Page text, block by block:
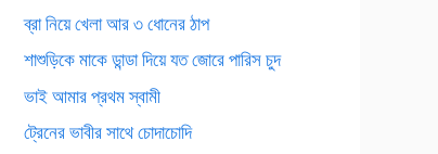
ব্রা নিয়ে খেলা আর ৩ ধোনের ঠাপ
শাশুড়িকে মাকে ডান্ডা দিয়ে যত জোরে পারিস চুদ
ভাই আমার প্রথম স্বামী
ট্রেনের ভাবীর সাথে চোদাচোদি